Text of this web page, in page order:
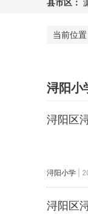
县市区：
当前位置
浔阳小
浔阳区
浔阳小学
浔阳区